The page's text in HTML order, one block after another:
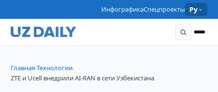
ИнфографикаСпецпроекты Ру
Главная›Технологии›
ZTE и Ucell внедрили AI-RAN в сети Узбекистана